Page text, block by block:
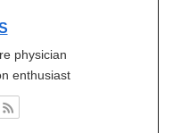
physician
enthusiast